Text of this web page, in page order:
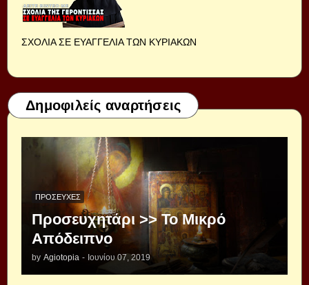
ΣΧΟΛΙΑ ΣΕ ΕΥΑΓΓΕΛΙΑ ΤΩΝ ΚΥΡΙΑΚΩΝ
Δημοφιλείς αναρτήσεις
ΠΡΟΣΕΥΧΈΣ
Προσευχητάρι >> Το Μικρό
Απόδειπνο
by Agiotopia - Ιουνίου 07, 2019